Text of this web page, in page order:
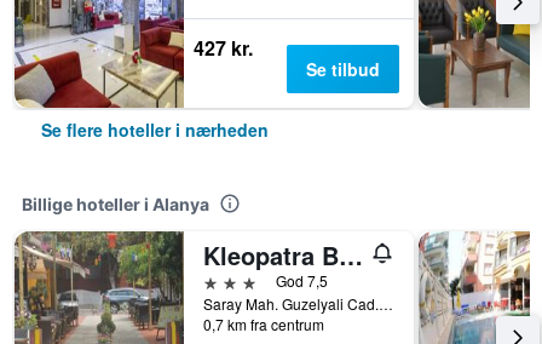
427 kr.
Se tilbud
Se flere hoteller i nærheden
Billige hoteller i Alanya
Kleopatra Bavyera Hotel.
3 stjernerGod 7,5
Saray Mah. Guzelyali Cad., Bebek Sok. No.1, Alanya, Tyrkiet
0,7 km fra centrum